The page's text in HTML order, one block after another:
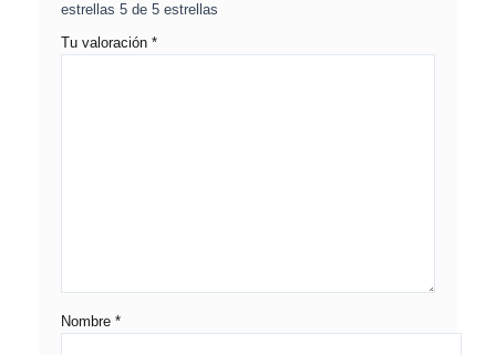
estrellas 5 de 5 estrellas
Tu valoración *
Nombre *